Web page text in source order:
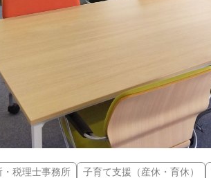
・税理士事務所 子育て支援（産休・育休）